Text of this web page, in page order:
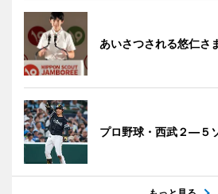
あいさつされる悠仁さ
プロ野球・西武２―５